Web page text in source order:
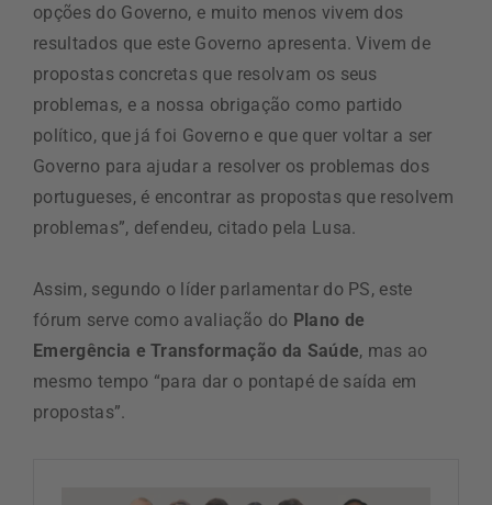
opções do Governo, e muito menos vivem dos
resultados que este Governo apresenta. Vivem de
propostas concretas que resolvam os seus
problemas, e a nossa obrigação como partido
político, que já foi Governo e que quer voltar a ser
Governo para ajudar a resolver os problemas dos
portugueses, é encontrar as propostas que resolvem
problemas”, defendeu, citado pela Lusa.
Assim, segundo o líder parlamentar do PS, este
fórum serve como avaliação do Plano de
Emergência e Transformação da Saúde, mas ao
mesmo tempo “para dar o pontapé de saída em
propostas”.